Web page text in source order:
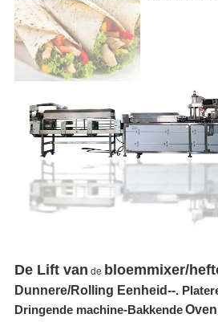
De Lift van de bloemmixer/
Dunnere/Rolling Eenheid--.
Dringende machine-Bakkende